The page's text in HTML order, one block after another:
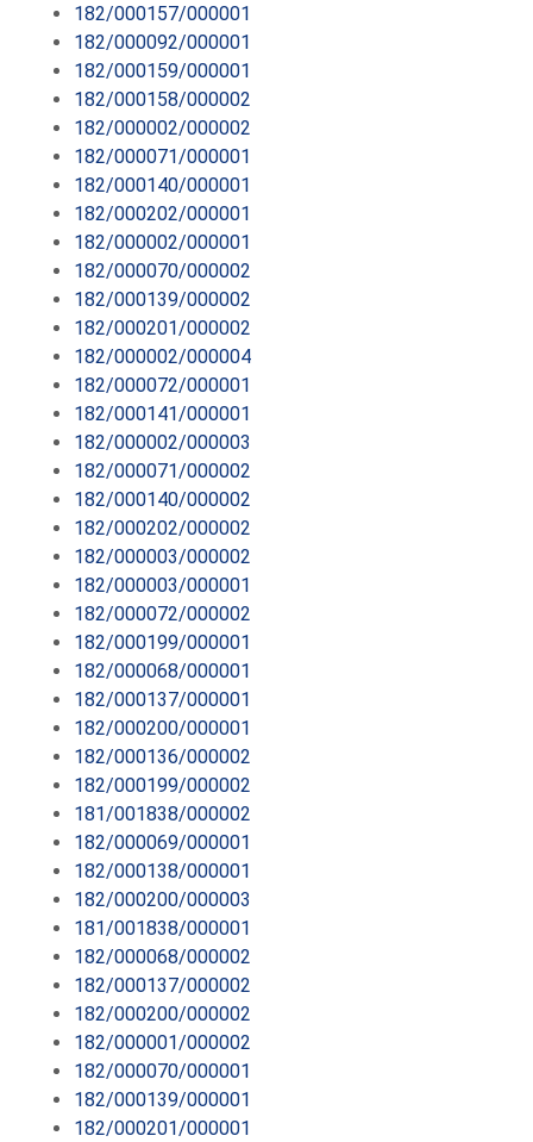
182/000157/000001
182/000092/000001
182/000159/000001
182/000158/000002
182/000002/000002
182/000071/000001
182/000140/000001
182/000202/000001
182/000002/000001
182/000070/000002
182/000139/000002
182/000201/000002
182/000002/000004
182/000072/000001
182/000141/000001
182/000002/000003
182/000071/000002
182/000140/000002
182/000202/000002
182/000003/000002
182/000003/000001
182/000072/000002
182/000199/000001
182/000068/000001
182/000137/000001
182/000200/000001
182/000136/000002
182/000199/000002
181/001838/000002
182/000069/000001
182/000138/000001
182/000200/000003
181/001838/000001
182/000068/000002
182/000137/000002
182/000200/000002
182/000001/000002
182/000070/000001
182/000139/000001
182/000201/000001